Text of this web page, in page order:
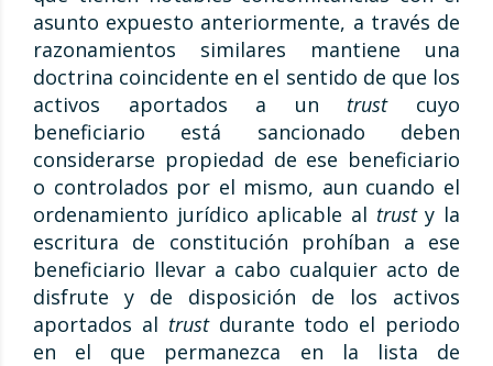
asunto expuesto anteriormente, a través de
razonamientos similares mantiene una
doctrina coincidente en el sentido de que los
activos aportados a un trustcuyo
beneficiario está sancionado deben
considerarse propiedad de ese beneficiario
o controlados por el mismo, aun cuando el
ordenamiento jurídico aplicable al trusty la
escritura de constitución prohíban a ese
beneficiario llevar a cabo cualquier acto de
disfrute y de disposición de los activos
aportados al trustdurante todo el periodo
en el que permanezca en la lista de